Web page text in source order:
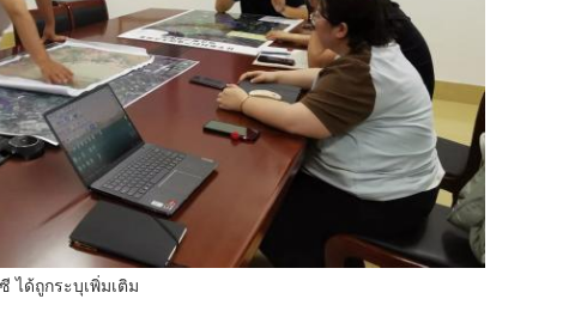
ได้ถูกระบุเพิ่มเติม